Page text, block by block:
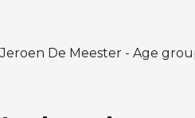
Jeroen De Meester - Age